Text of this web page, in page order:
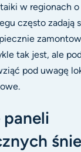
w regionach
często zadają
tak jest, ale
pod uwagę